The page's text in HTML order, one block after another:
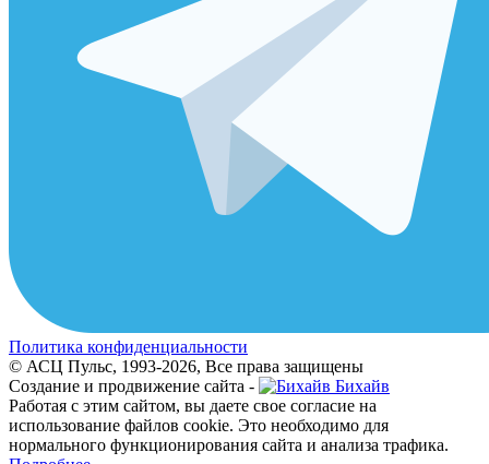
Политика конфиденциальности
© АСЦ Пульс, 1993-2026, Все права защищены
Создание и продвижение сайта -
Бихайв
Работая с этим сайтом, вы даете свое согласие на
использование файлов cookie. Это необходимо для
нормального функционирования сайта и анализа трафика.